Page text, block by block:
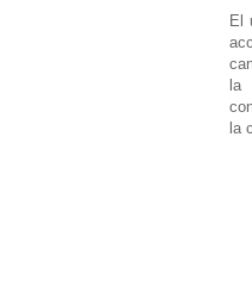
El
la